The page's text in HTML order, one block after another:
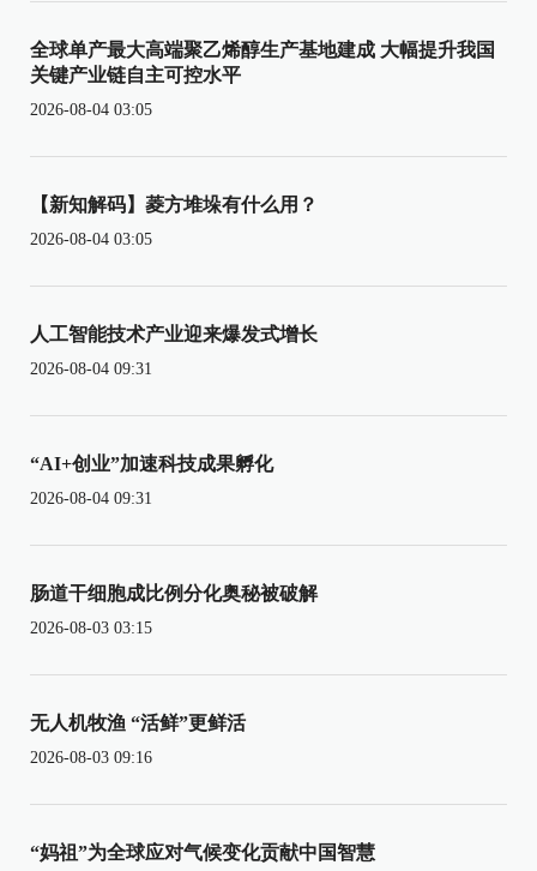
全球单产最大高端聚乙烯醇生产基地建成 大幅提升我国
关键产业链自主可控水平
2026-08-04 03:05
【新知解码】菱方堆垛有什么用？
2026-08-04 03:05
人工智能技术产业迎来爆发式增长
2026-08-04 09:31
“AI+创业”加速科技成果孵化
2026-08-04 09:31
肠道干细胞成比例分化奥秘被破解
2026-08-03 03:15
无人机牧渔 “活鲜”更鲜活
2026-08-03 09:16
“妈祖”为全球应对气候变化贡献中国智慧